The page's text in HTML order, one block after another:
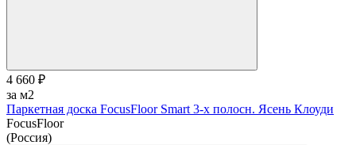
4 660 ₽
за м2
Паркетная доска FocusFloor Smart 3-х полосн. Ясень Клоуди
FocusFloor
(Россия)